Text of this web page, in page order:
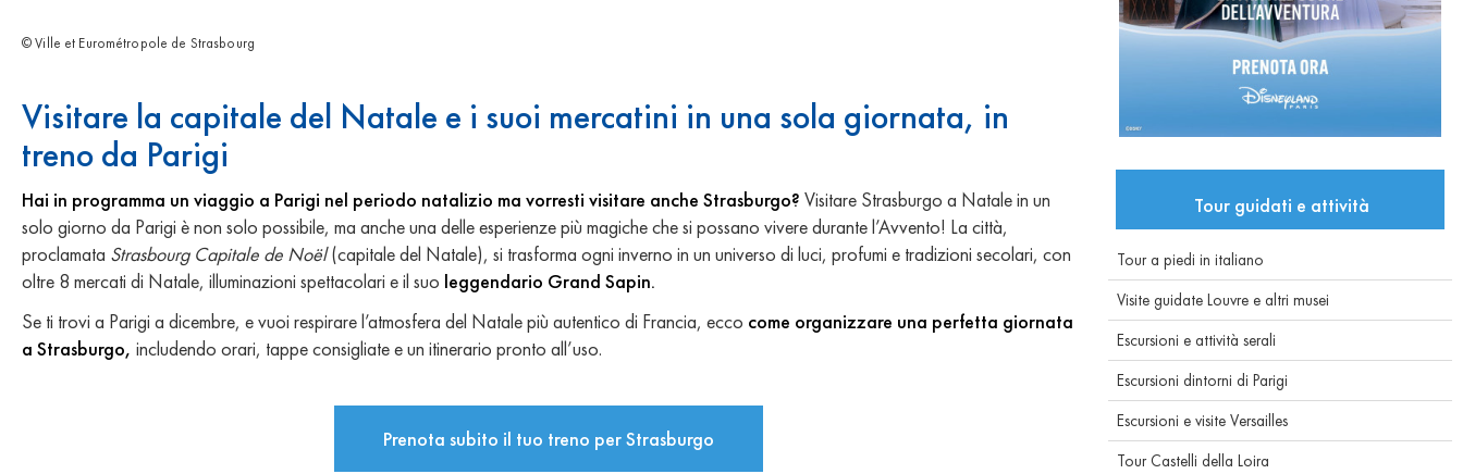
© Ville et Eurométropole de Strasbourg
Visitare la capitale del Natale e i suoi mercatini in una sola giornata, in
treno da Parigi
Hai in programma un viaggio a Parigi nel periodo natalizio ma vorresti visitare anche Strasburgo? Visitare Strasburgo a Natale in un
solo giorno da Parigi è non solo possibile, ma anche una delle esperienze più magiche che si possano vivere durante l’Avvento! La città,
proclamata Strasbourg Capitale de Noël(capitale del Natale), si trasforma ogni inverno in un universo di luci, profumi e tradizioni secolari, con
oltre 8 mercati di Natale, illuminazioni spettacolari e il suo leggendario Grand Sapin.
Se ti trovi a Parigi a dicembre, e vuoi respirare l’atmosfera del Natale più autentico di Francia, ecco come organizzare una perfetta giornata
a Strasburgo, includendo orari, tappe consigliate e un itinerario pronto all’uso.
Prenota subito il tuo treno per Strasburgo
Tour guidati e attività
Tour a piedi in italiano
Visite guidate Louvre e altri musei
Escursioni e attività serali
Escursioni dintorni di Parigi
Escursioni e visite Versailles
Tour Castelli della Loira